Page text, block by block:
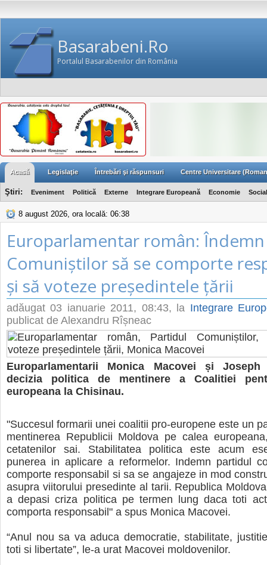
Basarabeni.Ro
Portalul Basarabenilor din România
Acasă Legislaţie Întrebări şi răspunsuri Centre Universitare
Ştiri: Eveniment Politică Externe Integrare Europeană Economie Social
8 august 2026, ora locală: 06:38
Europarlamentar român:
Comuniștilor să se comporte
și să voteze președintele țării
adăugat03 ianuarie 2011, 08:43, la Integrare
publicat de Alexandru Rîșneac
Europarlamentarii Monica Macovei și
decizia politica de mentinere a Coalitiei
europeana la Chisinau.
"Succesul formarii unei coalitii pro-europene este un
mentinerea Republicii Moldova pe calea
cetatenilor sai. Stabilitatea politica este acum
punerea in aplicare a reformelor. Indemn partidul
comporte responsabil si sa se angajeze in mod
asupra viitorului presedinte al tarii. Republica
a depasi criza politica pe termen lung daca toti
comporta responsabil" a spus Monica Macovei.
“Anul nou sa va aduca democratie, stabilitate,
toti si libertate”, le-a urat Macovei moldovenilor.